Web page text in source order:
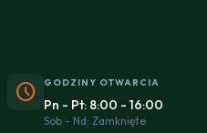
schedule GODZINY OTWARCIA
Pn - Pt: 8:00 - 16:00
Sob - Nd: Zamknięte